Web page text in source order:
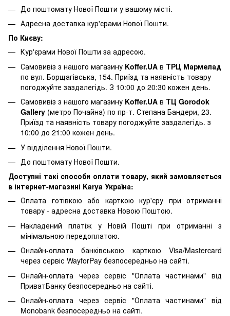
До поштомату Нової Пошти у вашому місті.
Адресна доставка кур'єрами Нової Пошти.
По Києву:
Кур'єрами Нової Пошти за адресою.
Самовивіз з нашого магазину Koffer.UA в ТРЦ Мармелад
по вул. Борщагівська, 154. Приїзд та наявність товару
погоджуйте заздалегідь. З 10:00 до 20:30 кожен день.
Самовивіз з нашого магазину Koffer.UA в ТЦ Gorodok
Gallery (метро Почайна) по пр-т. Степана Бандери, 23.
Приїзд та наявність товару погоджуйте заздалегідь. з
10:00 до 21:00 кожен день.
У відділення Нової Пошти.
До поштомату Нової Пошти.
Доступні такі способи оплати товару, який замовляється
в інтернет-магазині Karya Україна:
Оплата готівкою або карткою кур'єру при отриманні
товару - адресна доставка Новою Поштою.
Накладений платіж у Новій Пошті при отриманні з
мінімальною передоплатою.
Онлайн-оплата банківською карткою Visa/Mastercard
через сервіс WayforPay безпосередньо на сайті.
Онлайн-оплата через сервіс "Оплата частинами" від
ПриватБанку безпосередньо на сайті.
Онлайн-оплата через сервіс "Оплата частинами" від
Monobank безпосередньо на сайті.